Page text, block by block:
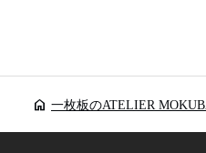
home 一枚板のATELIER